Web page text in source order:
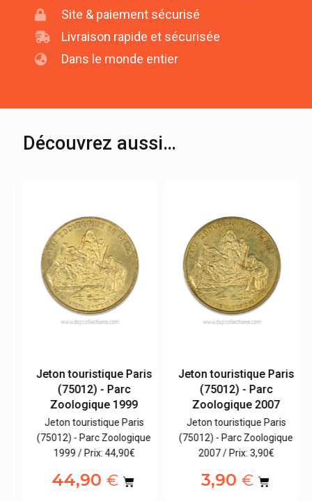
Site & paiement sécurisé
Livraison rapide et sécurisée
Dans le monde entier
Découvrez aussi…
Jeton touristique Paris
(75012) - Parc
Zoologique 1999
Jeton touristique Paris
(75012) - Parc Zoologique
1999 / Prix: 44,90€
44,90 €
Jeton touristique Paris
(75012) - Parc
Zoologique 2007
Jeton touristique Paris
(75012) - Parc Zoologique
2007 / Prix: 3,90€
3,90 €